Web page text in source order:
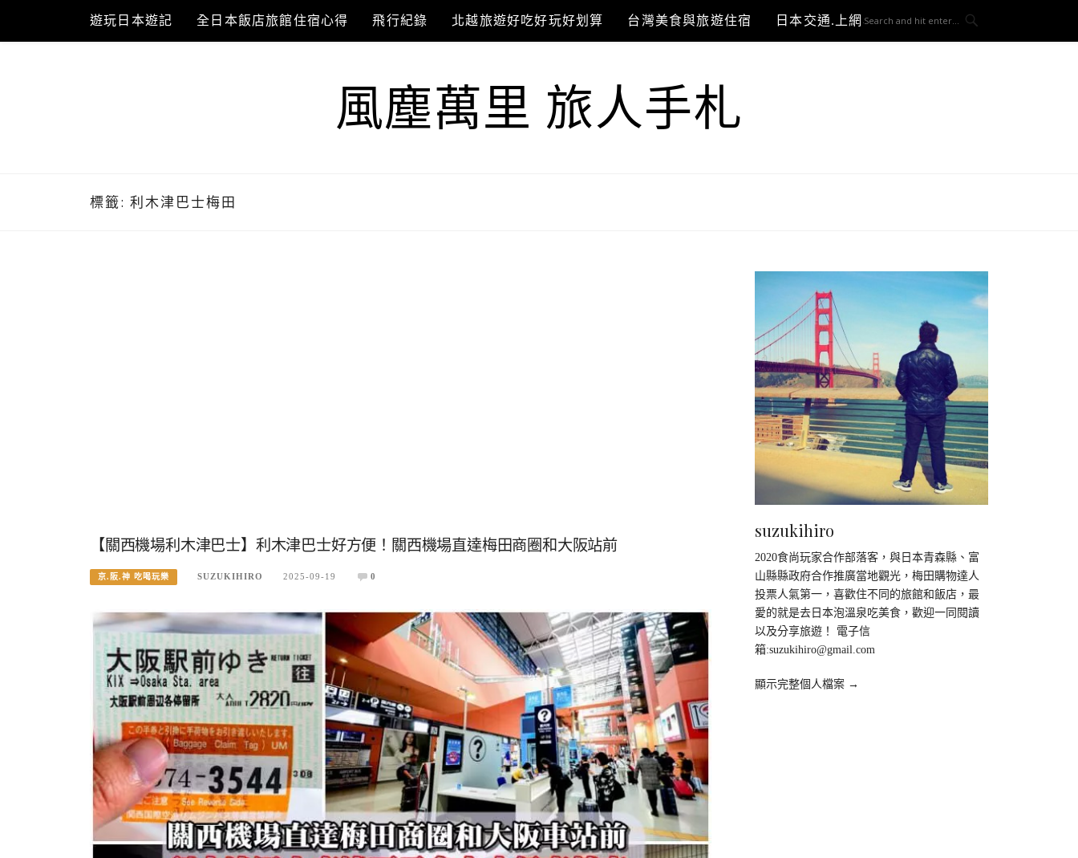
content
遊玩日本遊記 全日本飯店旅館住宿心得 飛行紀錄 北越旅遊好吃好玩好划算 台灣美食與旅遊住宿 日本交通.上網與3C開箱
風塵萬里 旅人手札
標籤: 利木津巴士梅田
【關西機場利木津巴士】利木津巴士好方便！關西機場直達梅田商圈和大阪站前
京.阪.神 吃喝玩樂 SUZUKIHIRO 2025-09-19 0
suzukihiro
2020食尚玩家合作部落客，與日本青森縣、富
山縣縣政府合作推廣當地觀光，梅田購物達人
投票人氣第一，喜歡住不同的旅館和飯店，最
愛的就是去日本泡溫泉吃美食，歡迎一同閱讀
以及分享旅遊！ 電子信
箱:suzukihiro@gmail.com
顯示完整個人檔案 →